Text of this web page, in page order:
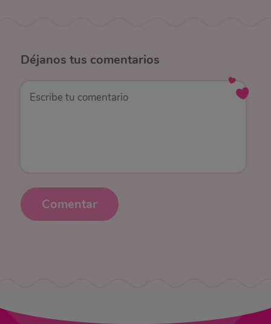
Déjanos tus comentarios
Comentar